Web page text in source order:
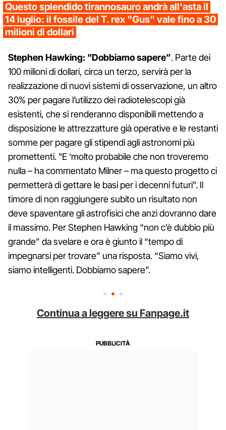
Questo splendido tirannosauro andrà all'asta il
14 luglio: il fossile del T. rex "Gus" vale fino a 30
milioni di dollari
Stephen Hawking: "Dobbiamo sapere”. Parte dei
100 milioni di dollari, circa un terzo, servirà per la
realizzazione di nuovi sistemi di osservazione, un altro
30% per pagare l’utilizzo dei radiotelescopi già
esistenti, che si renderanno disponibili mettendo a
disposizione le attrezzatture già operative e le restanti
somme per pagare gli stipendi agli astronomi più
promettenti. "E ‘molto probabile che non troveremo
nulla – ha commentato Milner – ma questo progetto ci
permetterà di gettare le basi per i decenni futuri”. Il
timore di non raggiungere subito un risultato non
deve spaventare gli astrofisici che anzi dovranno dare
il massimo. Per Stephen Hawking “non c’è dubbio più
grande” da svelare e ora è giunto il “tempo di
impegnarsi per trovare” una risposta. “Siamo vivi,
siamo intelligenti. Dobbiamo sapere”.
Continua a leggere su Fanpage.it